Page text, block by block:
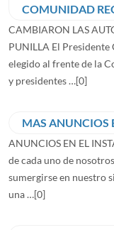
COMUNIDAD
CAMBIARON LAS
PUNILLA El Presidente
elegido al frente de la
y presidentes …[0]
MAS ANUNCIOS
ANUNCIOS EN EL
de cada uno de
sumergirse en nuestro
una …[0]